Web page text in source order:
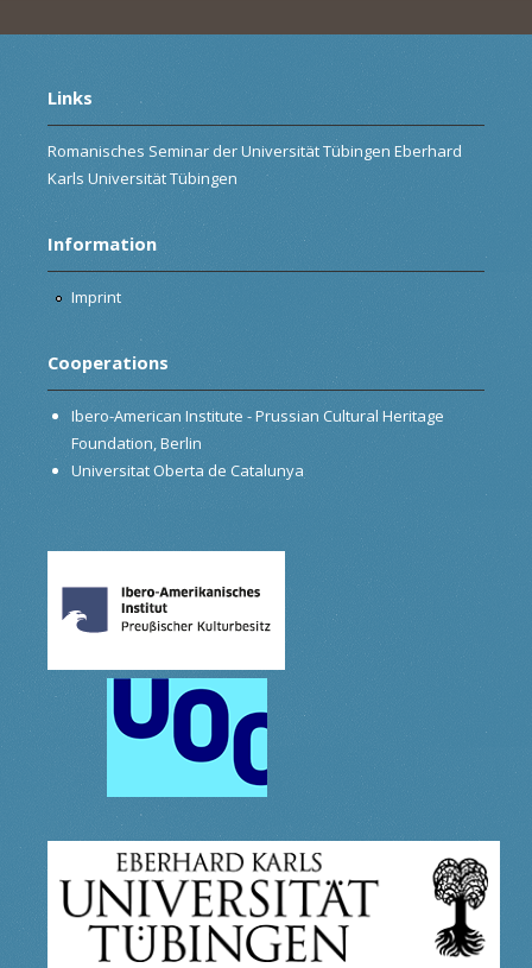
Links
Romanisches Seminar der Universität Tübingen Eberhard
Karls Universität Tübingen
Information
Imprint
Cooperations
Ibero-American Institute - Prussian Cultural Heritage
Foundation, Berlin
Universitat Oberta de Catalunya